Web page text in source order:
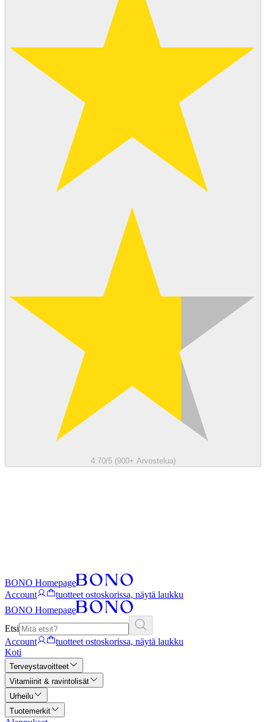
4.70/5 (900+ Arvostelua)
BONO Homepage
Account
tuotteet ostoskorissa, näytä laukku
BONO Homepage
Etsi
Account
tuotteet ostoskorissa, näytä laukku
Koti
Terveystavoitteet
Vitamiinit & ravintolisät
Urheilu
Tuotemerkit